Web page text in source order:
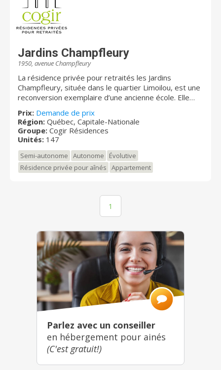
Jardins Champfleury
1950, avenue Champfleury
La résidence privée pour retraités les Jardins
Champfleury, située dans le quartier Limoilou, est une
reconversion exemplaire d’une ancienne école. Elle
cour intérieure sera pour vous un havre de paix avec
ses balançoires et son jardin. Vous aimerez
l’atmosphère chaleureuse et familiale qui y règne !
Prix: Demande de prix
Région: Québec, Capitale-Nationale
Groupe: Cogir Résidences
Unités: 147
Semi-autonome Autonome
Évolutive
Résidence privée pour aînés
Appartement
1
Parlez avec un conseiller
en hébergement pour ainés
(C'est gratuit!)